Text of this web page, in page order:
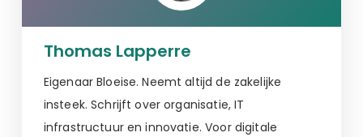
Thomas Lapperre
Eigenaar Bloeise. Neemt altijd de zakelijke
insteek. Schrijft over organisatie, IT
infrastructuur en innovatie. Voor digitale